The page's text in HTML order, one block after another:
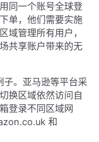
同一个账号全球登
单，他们需要实施
域管理所有用户，
共享账户带来的无
。亚马逊等平台采
换区域依然访问自
登录不同区域网
和